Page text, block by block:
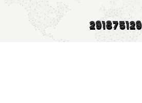
291875129